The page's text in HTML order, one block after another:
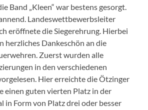
Band „Kleen“ war bestens gesorgt.
Landeswettbewerbsleiter
eröffnete die Siegerehrung. Hierbei
herzliches Dankeschön an die
Zuerst wurden alle
in den verschiedenen
Hier erreichte die Ötzinger
einen guten vierten Platz in der
in Form von Platz drei oder besser